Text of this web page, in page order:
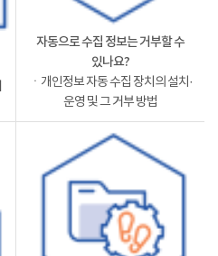
자동으로 수집 정보는 거부할 수
있나요?
ㆍ개인정보 자동 수집 장치의 설치·
운영 및 그 거부 방법